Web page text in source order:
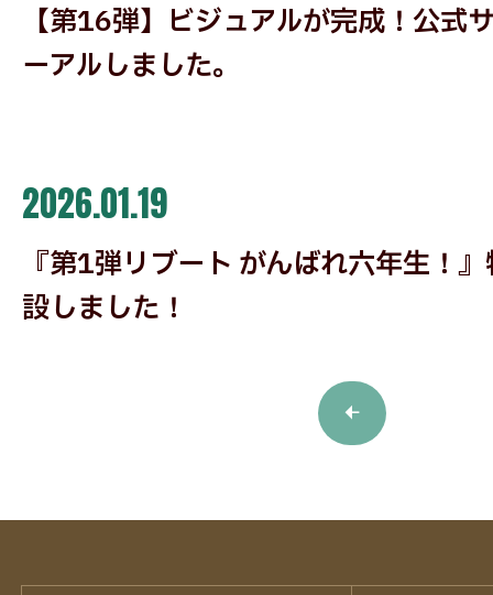
【第16弾】ビジュアルが完成！公式
ーアルしました。
2026.01.19
『第1弾リブート がんばれ六年生！
設しました！